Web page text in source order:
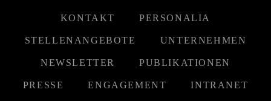
KONTAKT PERSONALIA
STELLENANGEBOTE UNTERNEHMEN
NEWSLETTER PUBLIKATIONEN
PRESSE ENGAGEMENT INTRANET